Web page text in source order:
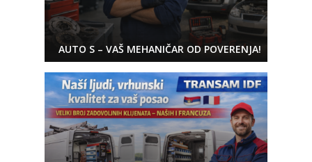
AUTO S – VAŠ MEHANIČAR OD POVERENJA!